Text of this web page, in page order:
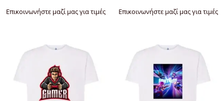
Επικοινωνήστε μαζί μας για τιμές Επικοινωνήστε μαζί μας για τιμές